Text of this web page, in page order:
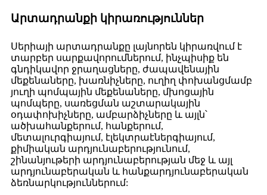
Արտադրանքի կիրառություններ
Սերիայի արտադրանքը լայնորեն կիրառվում է
տարբեր սարքավորումներում, ինչպիսիք են
գնդիկավոր ջրաղացները, ժապավենային
մեքենաները, խառնիչները, ուղիղ փոխանցմամբ
յուղի պոմպային մեքենաները, մխոցային
պոմպերը, սառեցման աշտարակային
օդափոխիչները, ամբարձիչները և այլն՝
ածխահանքերում, հանքերում,
մետալուրգիայում, էլեկտրաէներգիայում,
քիմիական արդյունաբերությունում,
շինանյութերի արդյունաբերության մեջ և այլ
արդյունաբերական և հանքարդյունաբերական
ձեռնարկություններում: